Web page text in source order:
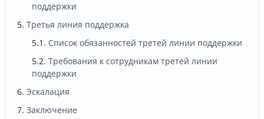
поддержки
Третья линия поддержка
Список обязанностей третей линии поддержки
Требования к сотрудникам третей линии
поддержки
Эскалация
Заключение